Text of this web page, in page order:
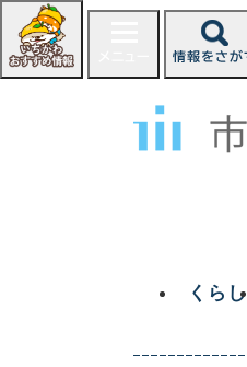
ジ
くらし